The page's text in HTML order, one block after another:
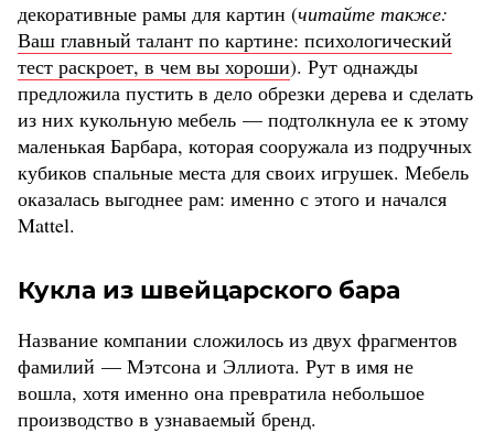
декоративные рамы для картин (читайте также:
Ваш главный талант по картине: психологический
тест раскроет, в чем вы хороши). Рут однажды
предложила пустить в дело обрезки дерева и сделать
из них кукольную мебель — подтолкнула ее к этому
маленькая Барбара, которая сооружала из подручных
кубиков спальные места для своих игрушек. Мебель
оказалась выгоднее рам: именно с этого и начался
Mattel.
Кукла из швейцарского бара
Название компании сложилось из двух фрагментов
фамилий — Мэтсона и Эллиота. Рут в имя не
вошла, хотя именно она превратила небольшое
производство в узнаваемый бренд.